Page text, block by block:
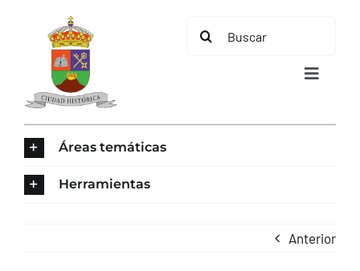
contenido
Buscar:
Toggle
Áreas temáticas
Herramientas
Anterior